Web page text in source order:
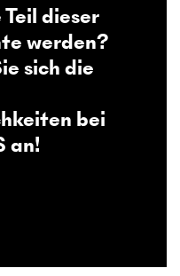
dieser
werden?
sich die
bei
an!